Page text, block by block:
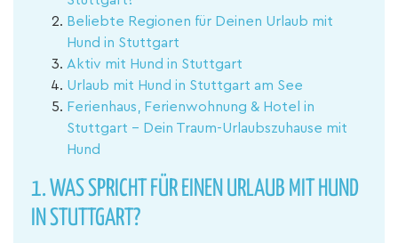
Beliebte Regionen für Deinen Urlaub mit
Hund in Stuttgart
Aktiv mit Hund in Stuttgart
Urlaub mit Hund in Stuttgart am See
Ferienhaus, Ferienwohnung & Hotel in
Stuttgart – Dein Traum-Urlaubszuhause mit
Hund
1. WAS SPRICHT FÜR EINEN URLAUB MIT HUND
IN STUTTGART?